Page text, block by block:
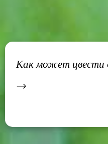
Как может цвести
→